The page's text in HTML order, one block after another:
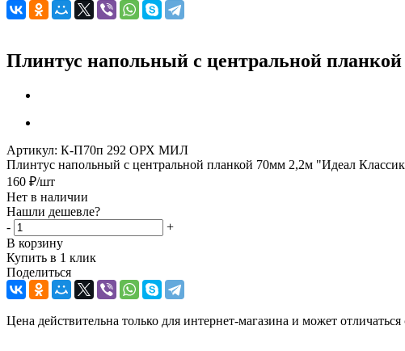
Плинтус напольный с центральной
Артикул: К-П70п 292 ОРХ МИЛ
Плинтус напольный с центральной планкой 70мм 2,2м "Идеал
160 ₽/шт
Нет в наличии
Нашли дешевле?
-
+
В корзину
Купить в 1 клик
Поделиться
Цена действительна только для интернет-магазина и может